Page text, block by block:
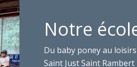
Notre
Du baby poney au
Saint Just Saint